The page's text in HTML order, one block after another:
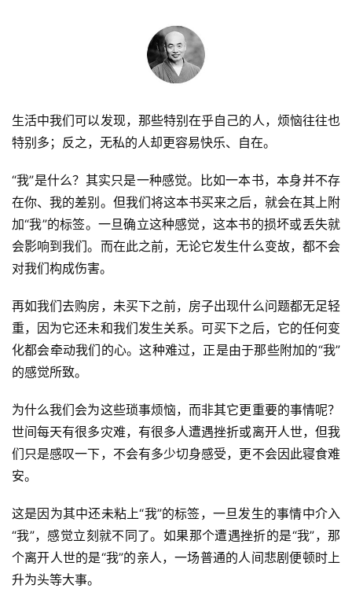
生活中我们可以发现，那些特别在乎自己的人，烦恼往往也
特别多；反之，无私的人却更容易快乐、自在。
“我”是什么？其实只是一种感觉。比如一本书，本身并不存
在你、我的差别。但我们将这本书买来之后，就会在其上附
加“我”的标签。一旦确立这种感觉，这本书的损坏或丢失就
会影响到我们。而在此之前，无论它发生什么变故，都不会
对我们构成伤害。
再如我们去购房，未买下之前，房子出现什么问题都无足轻
重，因为它还未和我们发生关系。可买下之后，它的任何变
化都会牵动我们的心。这种难过，正是由于那些附加的“我”
的感觉所致。
为什么我们会为这些琐事烦恼，而非其它更重要的事情呢？
世间每天有很多灾难，有很多人遭遇挫折或离开人世，但我
们只是感叹一下，不会有多少切身感受，更不会因此寝食难
安。
这是因为其中还未粘上“我”的标签，一旦发生的事情中介入
“我”，感觉立刻就不同了。如果那个遭遇挫折的是“我”，那
个离开人世的是“我”的亲人，一场普通的人间悲剧便顿时上
升为头等大事。